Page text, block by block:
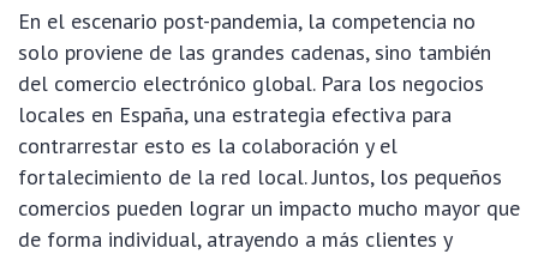
En el escenario post-pandemia, la competencia no
solo proviene de las grandes cadenas, sino también
del comercio electrónico global. Para los negocios
locales en España, una estrategia efectiva para
contrarrestar esto es la colaboración y el
fortalecimiento de la red local. Juntos, los pequeños
comercios pueden lograr un impacto mucho mayor que
de forma individual, atrayendo a más clientes y